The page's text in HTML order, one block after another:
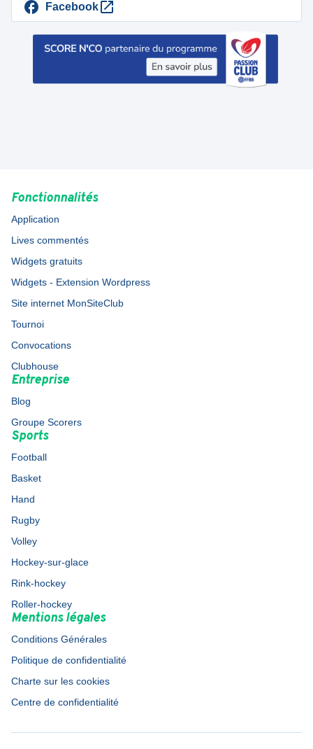
Facebook
Fonctionnalités
Application
Lives commentés
Widgets gratuits
Widgets - Extension Wordpress
Site internet MonSiteClub
Tournoi
Convocations
Clubhouse
Entreprise
Blog
Groupe Scorers
Sports
Football
Basket
Hand
Rugby
Volley
Hockey-sur-glace
Rink-hockey
Roller-hockey
Mentions légales
Conditions Générales
Politique de confidentialité
Charte sur les cookies
Centre de confidentialité